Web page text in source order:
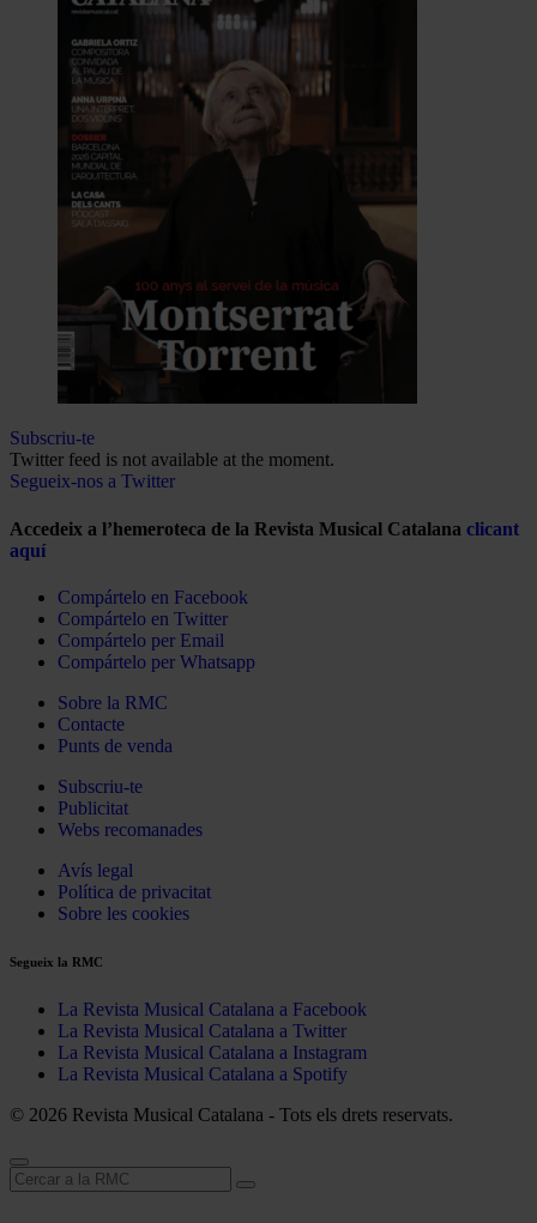
Subscriu-te
Twitter feed is not available at the moment.
Segueix-nos a Twitter
Accedeix a l’hemeroteca de la Revista Musical Catalana clicant
aquí
Compártelo en Facebook
Compártelo en Twitter
Compártelo per Email
Compártelo per Whatsapp
Sobre la RMC
Contacte
Punts de venda
Subscriu-te
Publicitat
Webs recomanades
Avís legal
Política de privacitat
Sobre les cookies
Segueix la RMC
La Revista Musical Catalana a Facebook
La Revista Musical Catalana a Twitter
La Revista Musical Catalana a Instagram
La Revista Musical Catalana a Spotify
© 2026 Revista Musical Catalana - Tots els drets reservats.
Cerca